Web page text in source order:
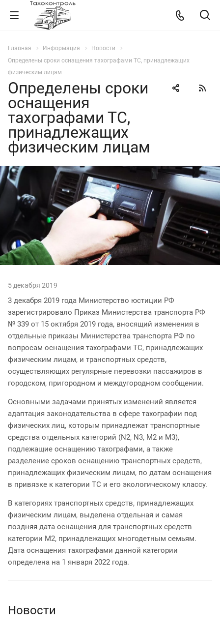
Главная Информация
Новости
Определены сроки оснащения тахографами ТС, принадлежащих
физическим лицам
Определены сроки
оснащения
тахографами ТС,
принадлежащих
физическим лицам
5 декабря 2019
3 декабря 2019 года Министерство юстиции РФ
зарегистрировало Приказ Министерства транспорта РФ
№ 339 от 15 октября 2019 года, вносящий изменения в
отдельные приказы Министерства транспорта РФ по
вопросам оснащения тахографами ТС, принадлежащих
физическим лицам, и транспортных средств,
осуществляющих регулярные перевозки пассажиров в
городском, пригородном и междугородном сообщении.
Основными задачами принятых изменений является
адаптация законодательства в сфере тахографии под
физических лиц, которым принадлежат транспортные
средства отдельных категорий (N2, N3, M2 и M3),
подлежащие оснащению тахографами, а также
разделение сроков оснащению транспортных средств,
принадлежащих физическим лицам, по датам оснащения
в привязке к категории ТС и его экологическому классу.
В категориях транспортных средств, принадлежащих
физическим лицам, выделена отдельная и самая
поздняя дата оснащения для транспортных средств
категории М2, принадлежащих многодетным семьям.
Дата оснащения тахографами данной категории
определена на 1 января 2022 года.
Новости